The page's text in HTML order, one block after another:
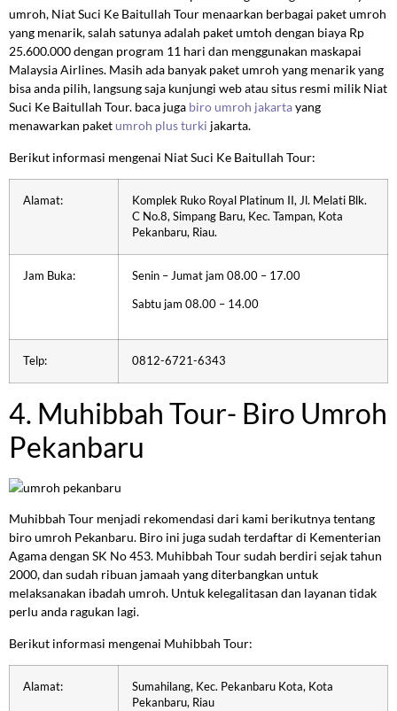
umroh, Niat Suci Ke Baitullah Tour menaarkan berbagai paket umroh
yang menarik, salah satunya adalah paket umtoh dengan biaya Rp
25.600.000 dengan program 11 hari dan menggunakan maskapai
Malaysia Airlines. Masih ada banyak paket umroh yang menarik yang
bisa anda pilih, langsung saja kunjungi web atau situs resmi milik Niat
Suci Ke Baitullah Tour. baca juga biro umroh jakartayang
menawarkan paket umroh plus turki jakarta.
Berikut informasi mengenai Niat Suci Ke Baitullah Tour:
Alamat:
Komplek Ruko Royal Platinum II, Jl. Melati Blk.
C No.8, Simpang Baru, Kec. Tampan, Kota
Pekanbaru, Riau.
Jam Buka: Senin – Jumat jam 08.00 – 17.00
Sabtu jam 08.00 – 14.00
Telp: 0812-6721-6343
4. Muhibbah Tour- Biro Umroh
Pekanbaru
Muhibbah Tour menjadi rekomendasi dari kami berikutnya tentang
biro umroh Pekanbaru. Biro ini juga sudah terdaftar di Kementerian
Agama dengan SK No 453. Muhibbah Tour sudah berdiri sejak tahun
2000, dan sudah ribuan jamaah yang diterbangkan untuk
melaksanakan ibadah umroh. Untuk kelegalitasan dan layanan tidak
perlu anda ragukan lagi.
Berikut informasi mengenai Muhibbah Tour:
Alamat:
Sumahilang, Kec. Pekanbaru Kota, Kota
Pekanbaru, Riau